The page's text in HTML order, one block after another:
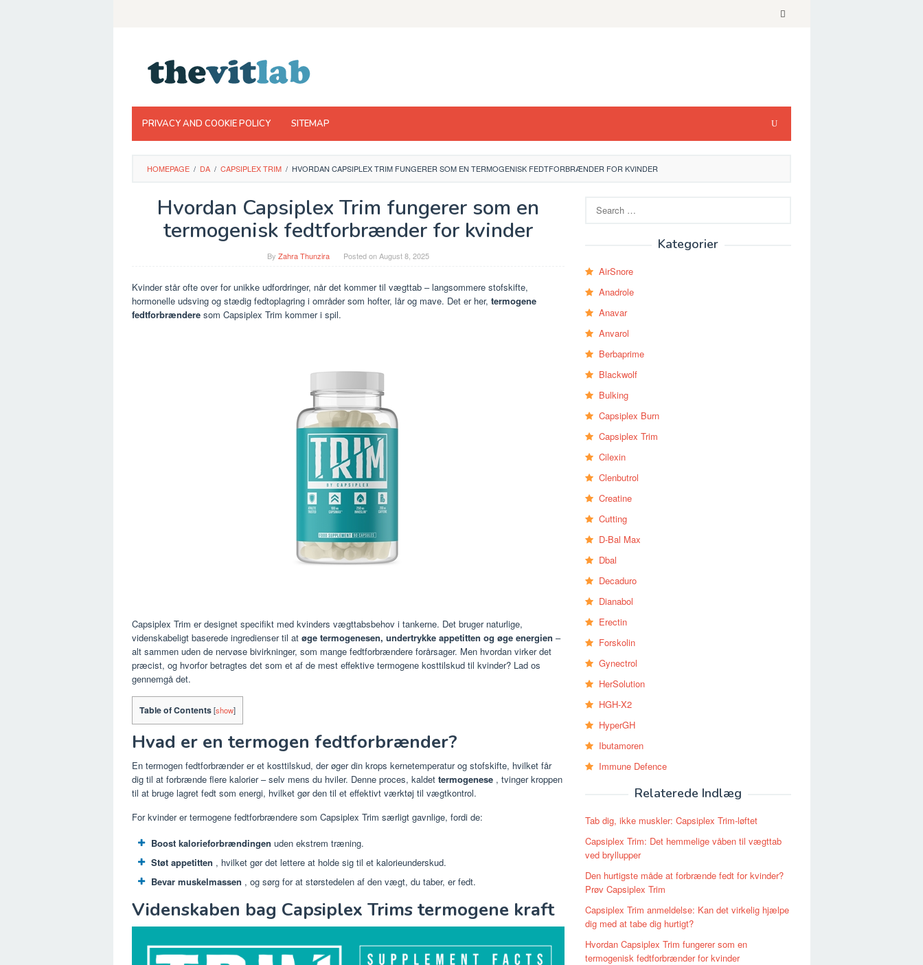
PRIVACY AND COOKIE POLICY SITEMAP
HOMEPAGE / DA / CAPSIPLEX TRIM / HVORDAN CAPSIPLEX TRIM FUNGERER SOM EN TERMOGENISK FEDTFORBRÆNDER FOR KVINDER
Hvordan Capsiplex Trim fungerer som en
termogenisk fedtforbrænder for kvinder
By Zahra Thunzira Posted onAugust 8, 2025
Kvinder står ofte over for unikke udfordringer, når det kommer til vægttab – langsommere stofskifte,
hormonelle udsving og stædig fedtoplagring i områder som hofter, lår og mave. Det er her, termogene
fedtforbrændere som Capsiplex Trim kommer i spil.
Capsiplex Trim er designet specifikt med kvinders vægttabsbehov i tankerne. Det bruger naturlige,
videnskabeligt baserede ingredienser til at øge termogenesen, undertrykke appetitten og øge energien –
alt sammen uden de nervøse bivirkninger, som mange fedtforbrændere forårsager. Men hvordan virker det
præcist, og hvorfor betragtes det som et af de mest effektive termogene kosttilskud til kvinder? Lad os
gennemgå det.
Table of Contents[show]
Hvad er en termogen fedtforbrænder?
En termogen fedtforbrænder er et kosttilskud, der øger din krops kernetemperatur og stofskifte, hvilket får
dig til at forbrænde flere kalorier – selv mens du hviler. Denne proces, kaldet termogenese , tvinger kroppen
til at bruge lagret fedt som energi, hvilket gør den til et effektivt værktøj til vægtkontrol.
For kvinder er termogene fedtforbrændere som Capsiplex Trim særligt gavnlige, fordi de:
Boost kalorieforbrændingen uden ekstrem træning.
Støt appetitten , hvilket gør det lettere at holde sig til et kalorieunderskud.
Bevar muskelmassen , og sørg for at størstedelen af den vægt, du taber, er fedt.
Videnskaben bag Capsiplex Trims termogene kraft
for:
Kategorier
AirSnore
Anadrole
Anavar
Anvarol
Berbaprime
Blackwolf
Bulking
Capsiplex Burn
Capsiplex Trim
Cilexin
Clenbutrol
Creatine
Cutting
D-Bal Max
Dbal
Decaduro
Dianabol
Erectin
Forskolin
Gynectrol
HerSolution
HGH-X2
HyperGH
Ibutamoren
Immune Defence
Relaterede Indlæg
Tab dig, ikke muskler: Capsiplex Trim-løftet
Capsiplex Trim: Det hemmelige våben til vægttab
ved bryllupper
Den hurtigste måde at forbrænde fedt for kvinder?
Prøv Capsiplex Trim
Capsiplex Trim anmeldelse: Kan det virkelig hjælpe
dig med at tabe dig hurtigt?
Hvordan Capsiplex Trim fungerer som en
termogenisk fedtforbrænder for kvinder